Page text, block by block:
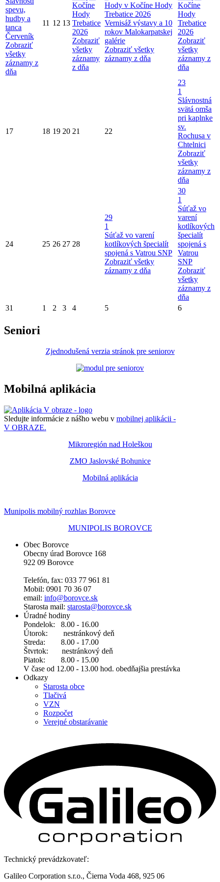
spevu,
hudby a
tanca
Červeník
Zobraziť
všetky
záznamy z
dňa
11 12 13
Kočíne
Hody
Trebatice
2026
Zobraziť
všetky
záznamy
z dňa
Hody v Kočíne Hody
Trebatice 2026
Vernisáž výstavy a 10
rokov Malokarpatskej
galérie
Zobraziť všetky
záznamy z dňa
Kočíne
Hody
Trebatice
2026
Zobraziť
všetky
záznamy z
dňa
17 18 19 20 21 22
23
1
Slávnostná
svätá omša
pri kaplnke
sv.
Rochusa v
Chtelnici
Zobraziť
všetky
záznamy z
dňa
24 25 26 27 28
29
1
Súťaž vo varení
kotlíkových špecialít
spojená s Vatrou SNP
Zobraziť všetky
záznamy z dňa
30
1
Súťaž vo
varení
kotlíkových
špecialít
spojená s
Vatrou
SNP
Zobraziť
všetky
záznamy z
dňa
31
1 2 3 4 5 6
Seniori
Zjednodušená verzia stránok pre seniorov
Mobilná aplikácia
Sledujte informácie z nášho webu v mobilnej aplikácii -
V OBRAZE.
Mikroregión nad Holeškou
ZMO Jaslovské Bohunice
Mobilná aplikácia
Munipolis mobilný rozhlas Borovce
MUNIPOLIS BOROVCE
Obec Borovce
Obecny úrad Borovce 168
922 09 Borovce
Telefón, fax: 033 77 961 81
Mobil: 0901 70 36 07
email: info@borovce.sk
Starosta mail: starosta@borovce.sk
Úradné hodiny
Pondelok: 8.00 - 16.00
Útorok: nestránkový deň
Streda: 8.00 - 17.00
Štvrtok: nestránkový deň
Piatok: 8.00 - 15.00
V čase od 12.00 - 13.00 hod. obedňajšia prestávka
Odkazy
Starosta obce
Tlačivá
VZN
Rozpočet
Verejné obstarávanie
Technický prevádzkovateľ:
Galileo Corporation s.r.o., Čierna Voda 468, 925 06